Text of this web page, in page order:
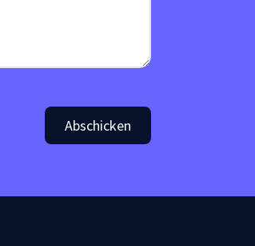
Abschicken